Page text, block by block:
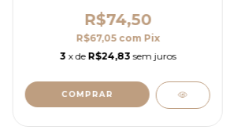
R$74,50
R$67,05 com Pix
3 x de R$24,83 sem juros
COMPRAR